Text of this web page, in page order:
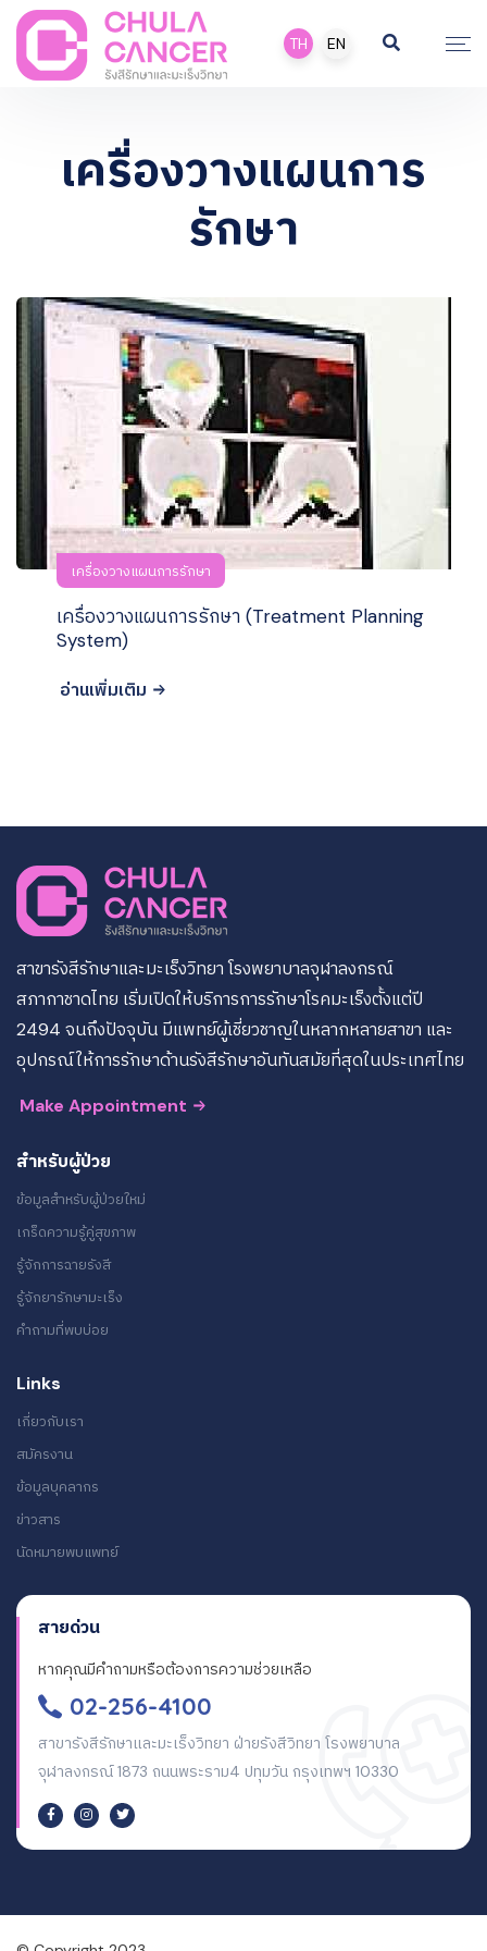
TH EN
เครื่องวางแผนการ
รักษา
เครื่องวางแผนการรักษา
เครื่องวางแผนการรักษา (Treatment Planning
System)
อ่านเพิ่มเติม
สาขารังสีรักษาและมะเร็งวิทยา โรงพยาบาลจุฬาลงกรณ์
สภากาชาดไทย เริ่มเปิดให้บริการการรักษาโรคมะเร็งตั้งแต่ปี
2494 จนถึงปัจจุบัน มีแพทย์ผู้เชี่ยวชาญในหลากหลายสาขา และ
อุปกรณ์ให้การรักษาด้านรังสีรักษาอันทันสมัยที่สุดในประเทศไทย
Make Appointment
สำหรับผู้ป่วย
ข้อมูลสำหรับผู้ป่วยใหม่
เกร็ดความรู้คู่สุขภาพ
รู้จักการฉายรังสี
รู้จักยารักษามะเร็ง
คำถามที่พบบ่อย
Links
เกี่ยวกับเรา
สมัครงาน
ข้อมูลบุคลากร
ข่าวสาร
นัดหมายพบแพทย์
สายด่วน
หากคุณมีคำถามหรือต้องการความช่วยเหลือ
02-256-4100
สาขารังสีรักษาและมะเร็งวิทยา ฝ่ายรังสีวิทยา โรงพยาบาล
จุฬาลงกรณ์ 1873 ถนนพระราม4 ปทุมวัน กรุงเทพฯ 10330